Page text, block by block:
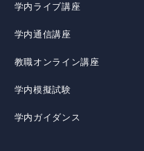
学内ライブ講座
学内通信講座
教職オンライン講座
学内模擬試験
学内ガイダンス